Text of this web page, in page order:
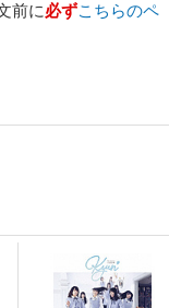
前に必ずこちらのペ